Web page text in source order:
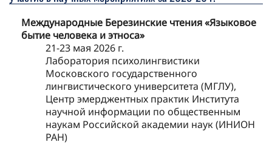
Международные Березинские чтения «Языковое
бытие человека и этноса»
21-23 мая 2026 г.
Лаборатория психолингвистики
Московского государственного
лингвистического университета (МГЛУ),
Центр эмерджентных практик Института
научной информации по общественным
наукам Российской академии наук (ИНИОН
РАН)